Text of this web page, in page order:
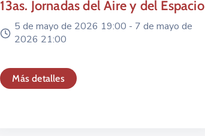
13as. Jornadas del Aire y del Espacio
5 de mayo de 2026 19:00 - 7 de mayo de
2026 21:00
Más detalles